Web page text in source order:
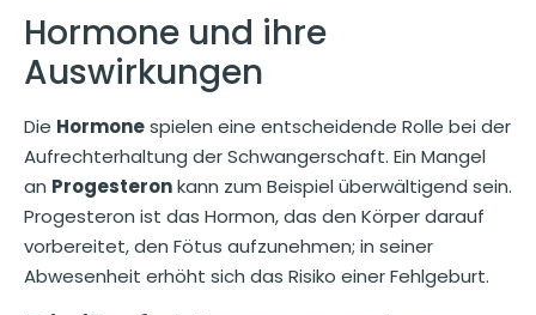
Hormone und ihre
Auswirkungen
Die Hormonespielen eine entscheidende Rolle bei der
Aufrechterhaltung der Schwangerschaft. Ein Mangel
an Progesteronkann zum Beispiel überwältigend sein.
Progesteron ist das Hormon, das den Körper darauf
vorbereitet, den Fötus aufzunehmen; in seiner
Abwesenheit erhöht sich das Risiko einer Fehlgeburt.